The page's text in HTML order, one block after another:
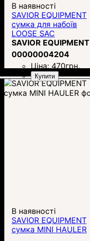
В наявності
SAVIOR EQUIPMENT
сумка для набоїв
LOOSE SAC
SAVIOR EQUIPMENT
00000004204
Ціна: 470грн.
Купити
В наявності
SAVIOR EQUIPMENT
сумка MINI HAULER